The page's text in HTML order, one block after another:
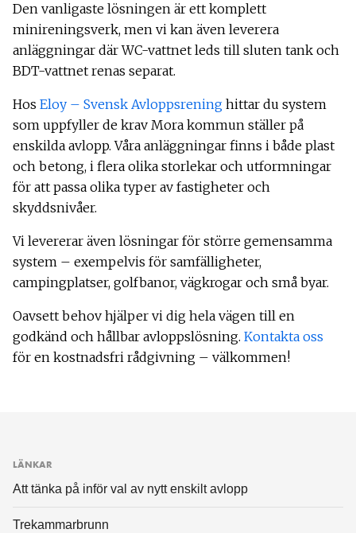
Den vanligaste lösningen är ett komplett
minireningsverk, men vi kan även leverera
anläggningar där WC-vattnet leds till sluten tank och
BDT-vattnet renas separat.
Hos Eloy – Svensk Avloppsrening hittar du system
som uppfyller de krav Mora kommun ställer på
enskilda avlopp. Våra anläggningar finns i både plast
och betong, i flera olika storlekar och utformningar
för att passa olika typer av fastigheter och
skyddsnivåer.
Vi levererar även lösningar för större gemensamma
system – exempelvis för samfälligheter,
campingplatser, golfbanor, vägkrogar och små byar.
Oavsett behov hjälper vi dig hela vägen till en
godkänd och hållbar avloppslösning. Kontakta oss
för en kostnadsfri rådgivning – välkommen!
LÄNKAR
Att tänka på inför val av nytt enskilt avlopp
Trekammarbrunn